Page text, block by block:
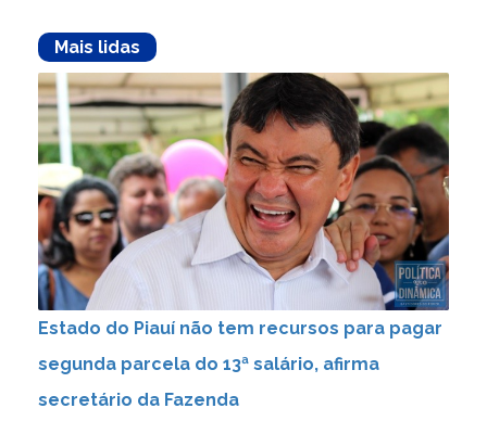
Mais lidas
Estado do Piauí não tem recursos para pagar
segunda parcela do 13ª salário, afirma
secretário da Fazenda